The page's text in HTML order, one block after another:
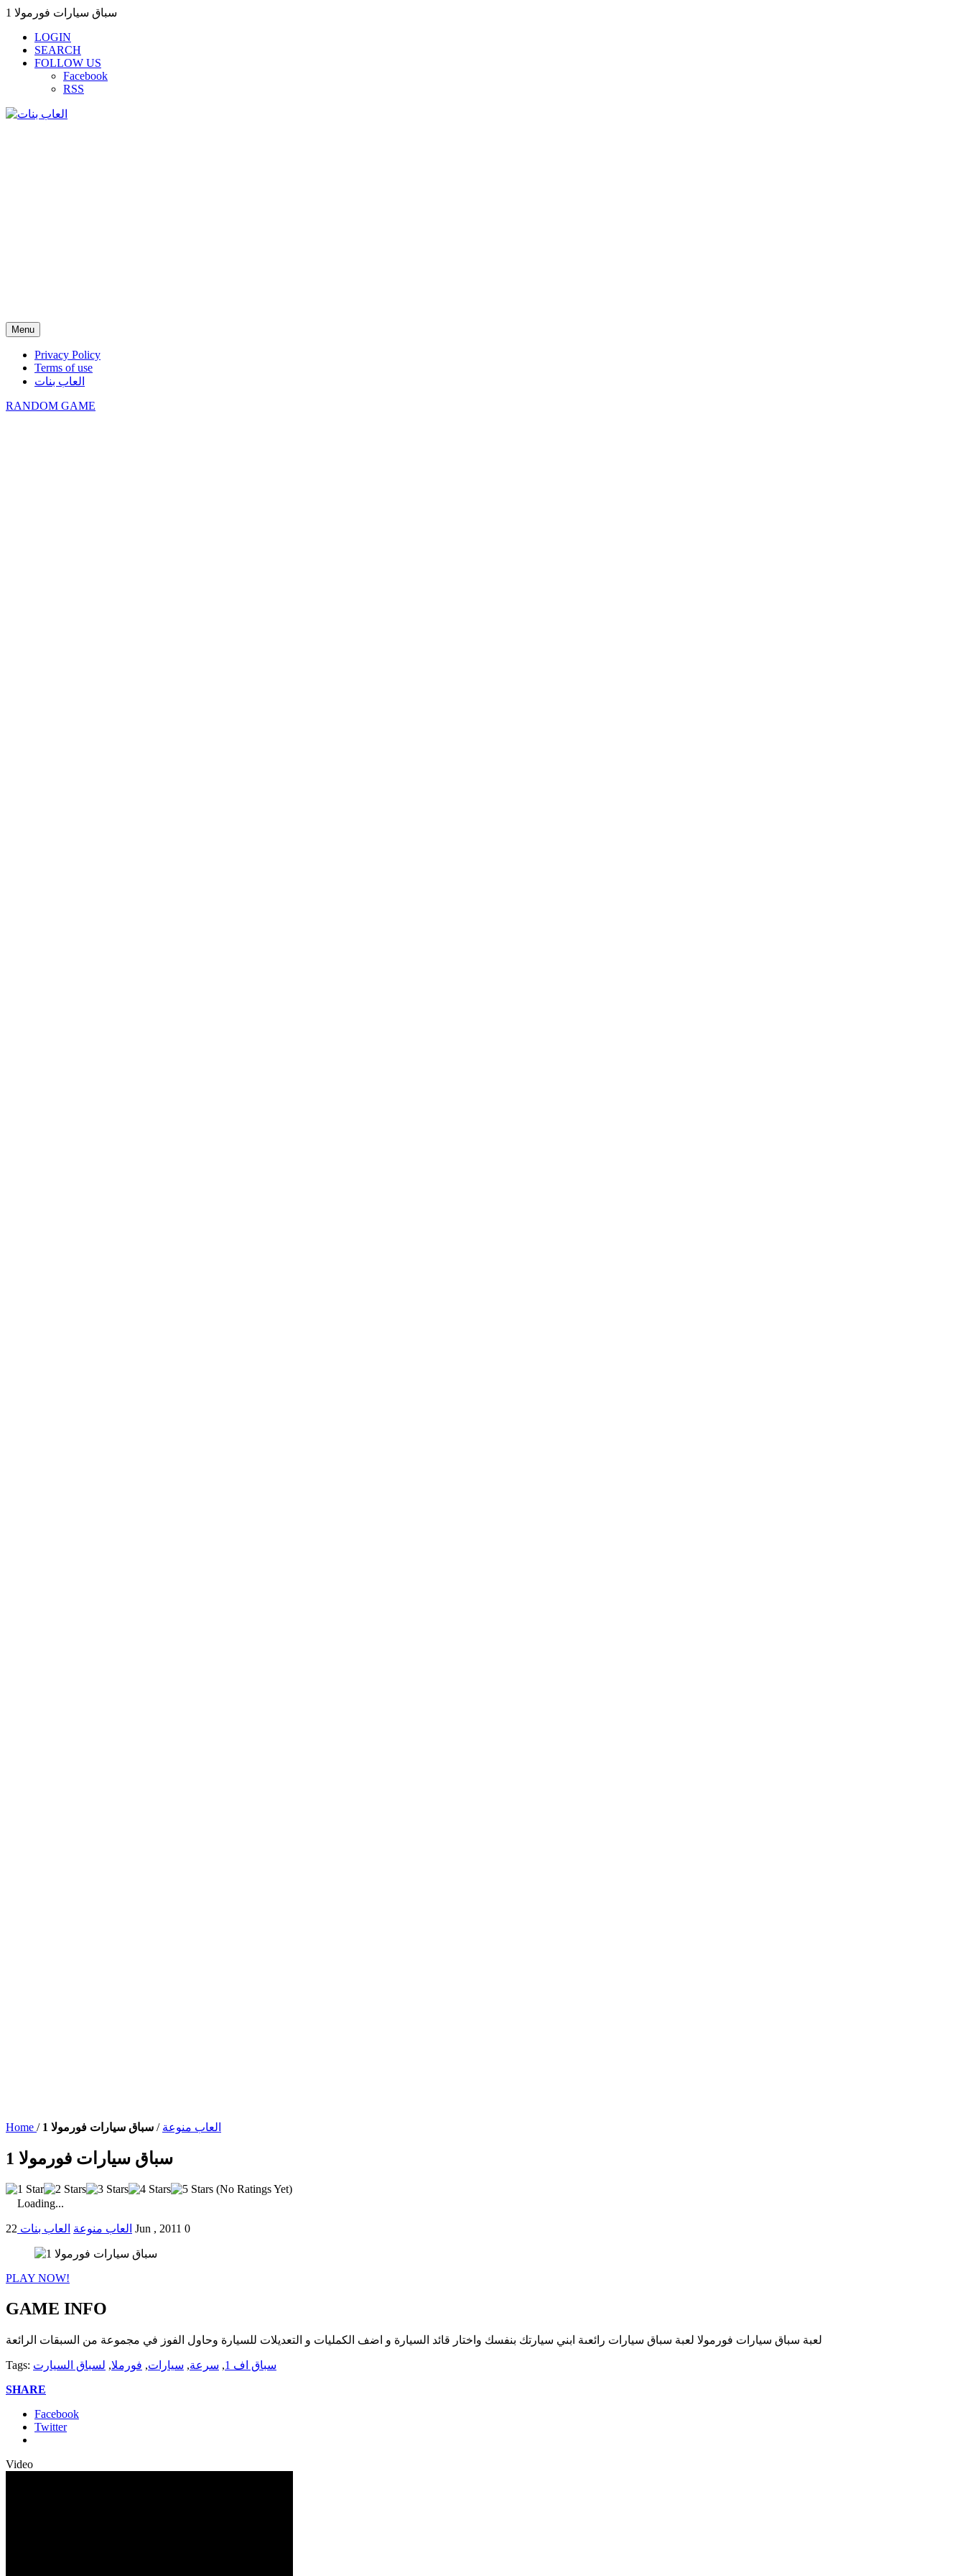
سباق سيارات فورمولا 1
LOGIN
SEARCH
FOLLOW US
Facebook
RSS
Menu
Privacy Policy
Terms of use
العاب بنات
RANDOM GAME
Home / العاب منوعة / سباق سيارات فورمولا 1
سباق سيارات فورمولا 1
(No Ratings Yet)
Loading...
العاب منوعة العاب بنات 22 Jun , 2011 0
PLAY NOW!
GAME INFO
لعبة سباق سيارات فورمولا لعبة سباق سيارات رائعىة ابني سيارتك بنفسك واختار قائد السيارة و اضف الكمليات و التعديلات للسيارة وحاول الفوز في مجموعة من السبقات الرائعة
Tags: سباق اف 1 , سرعة, سيارات, فورملا, لسباق السيارت
SHARE
Facebook
Twitter
Video